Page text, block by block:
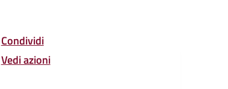
Condividi
Vedi azioni